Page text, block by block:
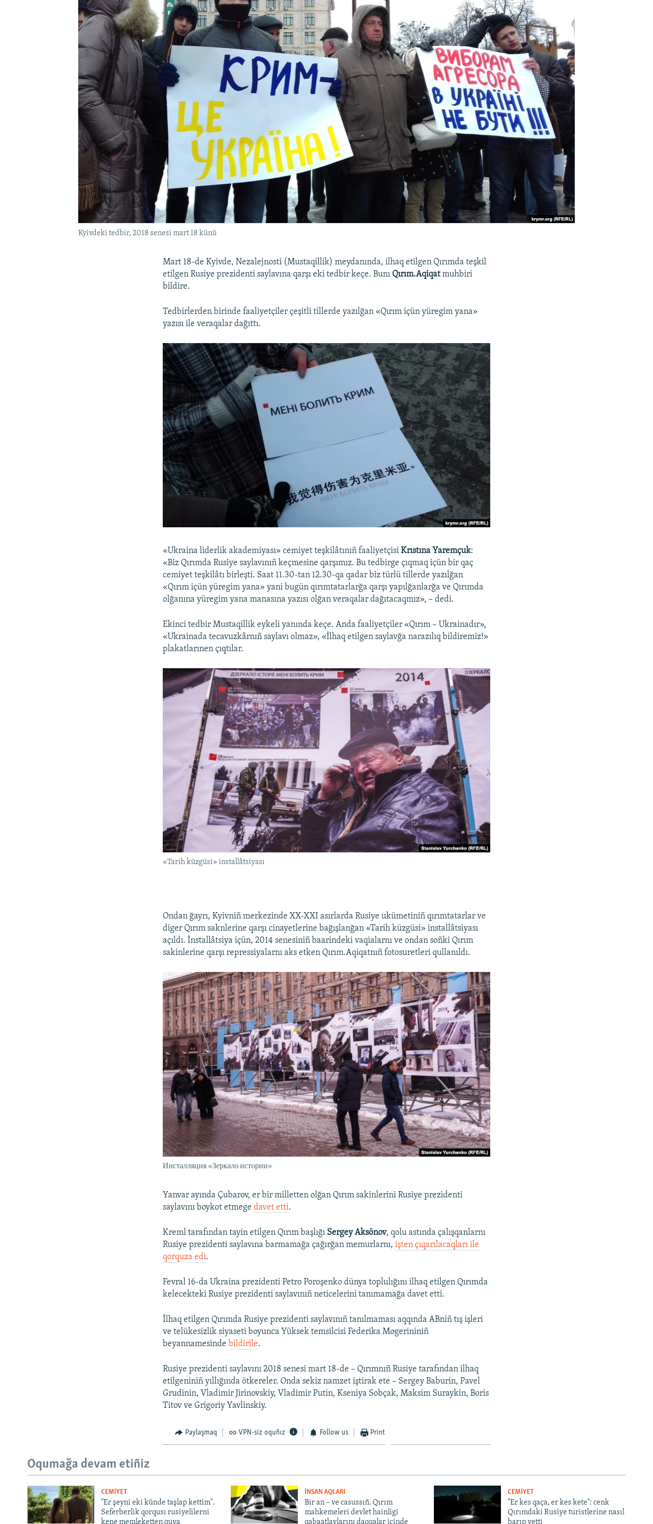
Kyivdeki tedbir, 2018 senesi mart 18 künü
Mart 18-de Kyivde, Nezalejnosti (Mustaqillik) meydanında, ilhaq etilgen Qırımda teşkil
etilgen Rusiye prezidenti saylavına qarşı eki tedbir keçe. Bunı Qırım.Aqiqatmuhbiri
bildire.
Tedbirlerden birinde faaliyetçiler çeşitli tillerde yazılğan «Qırım içün yüregim yana»
yazısı ile veraqalar dağıttı.
«Ukraina liderlik akademiyası» cemiyet teşkilâtınıñ faaliyetçisiKrıstına Yaremçuk:
«Biz Qırımda Rusiye saylavınıñ keçmesine qarşımız. Bu tedbirge çıqmaq içün bir qaç
cemiyet teşkilâtı birleşti. Saat 11.30-tan 12.30-qa qadar biz türlü tillerde yazılğan
«Qırım içün yüregim yana» yani bugün qırımtatarlarğa qarşı yapılğanlarğa ve Qırımda
olğanına yüregim yana manasına yazısı olğan veraqalar dağıtacaqmız», – dedi.
Ekinci tedbir Mustaqillik eykeli yanında keçe. Anda faaliyetçiler «Qırım – Ukrainadır»,
«Ukrainada tecavuzkârnıñ saylavı olmaz», «İlhaq etilgen saylavğa narazılıq bildiremiz!»
plakatlarınen çıqtılar.
«Tarih küzgüsi» installâtsiyası
Ondan ğayrı, Kyivniñ merkezinde XX-XXI asırlarda Rusiye ukümetiniñ qırımtatarlar ve
diger Qırım saknlerine qarşı cinayetlerine bağışlanğan «Tarih küzgüsi» installâtsiyası
açıldı. İnstallâtsiya içün, 2014 senesiniñ baarindeki vaqialarnı ve ondan soñki Qırım
sakinlerine qarşı repressiyalarnı aks etken Qırım.Aqiqatnıñ fotosuretleri qullanıldı.
Инсталляция «Зеркало истории»
Yanvar ayında Çubarov, er bir milletten olğan Qırım sakinlerini Rusiye prezidenti
saylavını boykot etmegedavet etti.
Kreml tarafından tayin etilgen Qırım başlığı Sergey Aksönov, qolu astında çalışqanlarnı
Rusiye prezidenti saylavına barmamağa çağırğan memurlarnı,işten çıqarılacaqları ile
qorquza edi.
Fevral 16-da Ukraina prezidenti Petro Poroşenko dünya toplulığını ilhaq etilgen Qırımda
kelecekteki Rusiye prezidenti saylavınıñ neticelerini tanımamağa davet etti.
İlhaq etilgen Qırımda Rusiye prezidenti saylavınıñ tanılmaması aqqında ABniñ tış işleri
ve telükesizlik siyaseti boyunca Yüksek temsilcisi Federika Mogerininiñ
beyannamesinde bildirile.
Rusiye prezidenti saylavını 2018 senesi mart 18-de – Qırımnıñ Rusiye tarafından ilhaq
etilgeniniñ yıllığında ötkereler. Onda sekiz namzet iştirak ete – Sergey Baburin, Pavel
Grudinin, Vladimir Jirinovskiy, Vladimir Putin, Kseniya Sobçak, Maksim Suraykin, Boris
Titov ve Grigoriy Yavlinskiy.
Paylaşmaq VPN-siz oquñız Follow us Print
Oqumağa devam etiñiz
CEMİYET
"Er şeyni eki künde taşlap kettim".
Seferberlik qorqusı rusiyelilerni
kene memleketten quva
İNSAN AQLARI
Bir an – ve casussıñ. Qırım
mahkemeleri devlet hainligi
qabaatlavlarını daqqalar içinde
CEMİYET
"Er kes qaça, er kes kete": cenk
Qırımdaki Rusiye turistlerine nasıl
barıp yetti